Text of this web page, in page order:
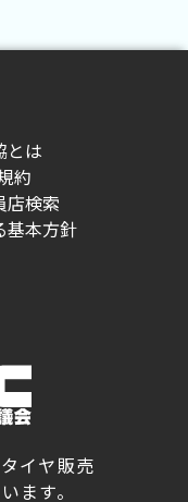
とは
約
店検索
基本方針
イヤ販売
ます。